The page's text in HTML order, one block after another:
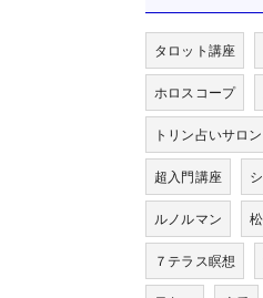
タロット講座
ホロスコープ
トリン占いサロン
超入門講座
ルノルマン
７テラス瞑想